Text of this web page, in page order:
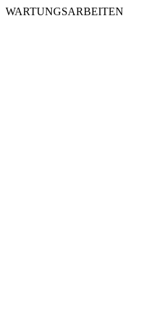
WARTUNGSARBEITEN